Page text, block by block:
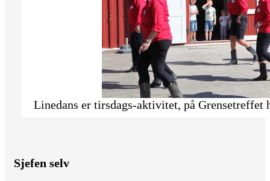
Linedans er tirsdags-aktivitet, på
Sjefen selv